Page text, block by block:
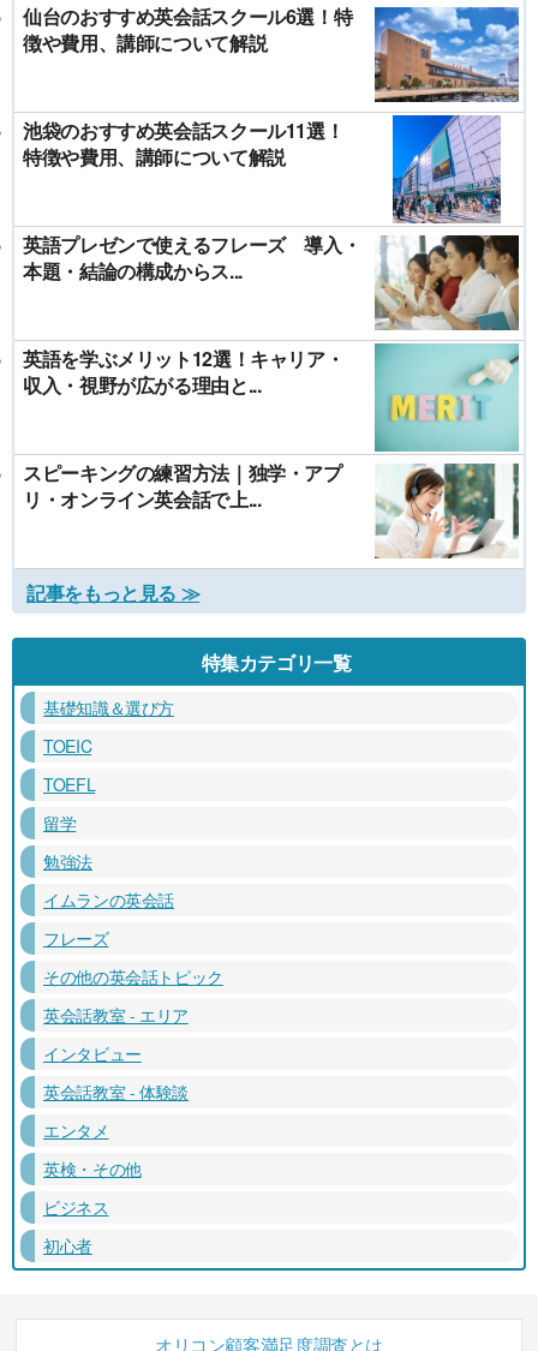
仙台のおすすめ英会話スクール6選！特
徴や費用、講師について解説
池袋のおすすめ英会話スクール11選！
特徴や費用、講師について解説
英語プレゼンで使えるフレーズ 導入・
本題・結論の構成からス...
英語を学ぶメリット12選！キャリア・
収入・視野が広がる理由と...
スピーキングの練習方法｜独学・アプ
リ・オンライン英会話で上...
記事をもっと見る ≫
特集カテゴリ一覧
基礎知識＆選び方
TOEIC
TOEFL
留学
勉強法
イムランの英会話
フレーズ
その他の英会話トピック
英会話教室 - エリア
インタビュー
英会話教室 - 体験談
エンタメ
英検・その他
ビジネス
初心者
オリコン顧客満足度調査とは